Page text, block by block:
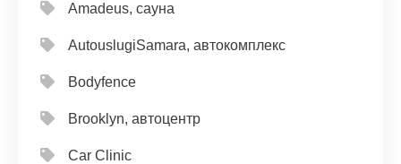
Amadeus, сауна
AutouslugiSamara, автокомплекс
Bodyfence
Brooklyn, автоцентр
Car Clinic